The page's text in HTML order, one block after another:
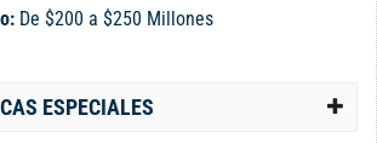
De $200 a $250 Millones
ESPECIALES